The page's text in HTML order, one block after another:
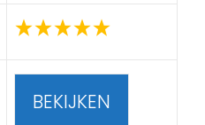
BEKIJKEN